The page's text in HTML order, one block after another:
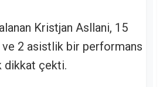
Kristjan Asllani, 15
2 asistlik bir performans
dikkat çekti.